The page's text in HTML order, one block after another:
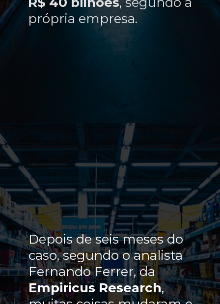
própria empresa.
Depois de seis meses do
caso, segundo o analista
Fernando Ferrer, da
Empiricus Research,